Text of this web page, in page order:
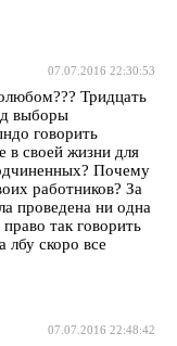
07.07.2016 22:30:53
Тридцать
выборы
говорить
в своей жизни для
Почему
работников? За
проведена ни одна
так говорить
лбу скоро все
07.07.2016 22:48:42